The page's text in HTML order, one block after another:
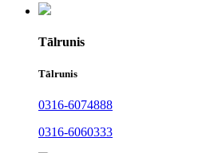
Tālrunis
Tālrunis
0316-6074888
0316-6060333